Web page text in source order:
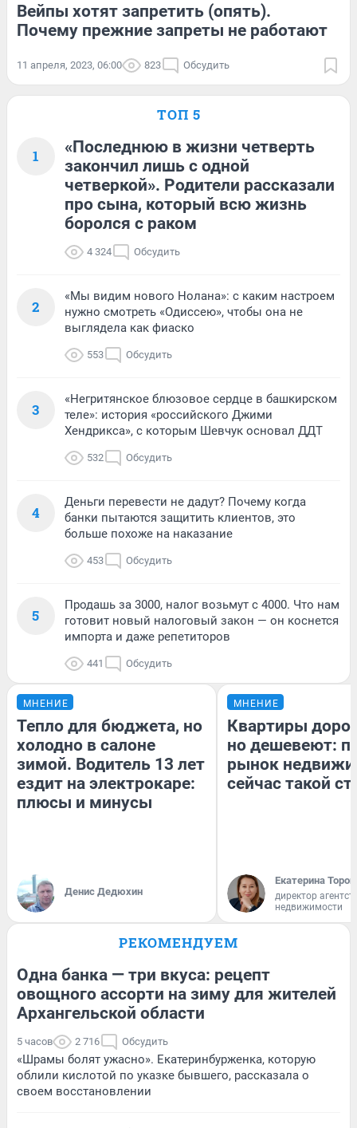
Вейпы хотят запретить (опять).
Почему прежние запреты не работают
11 апреля, 2023, 06:00 823 Обсудить
ТОП 5
1
«Последнюю в жизни четверть
закончил лишь с одной
четверкой». Родители рассказали
про сына, который всю жизнь
боролся с раком
4 324 Обсудить
2
«Мы видим нового Нолана»: с каким настроем
нужно смотреть «Одиссею», чтобы она не
выглядела как фиаско
553 Обсудить
3
«Негритянское блюзовое сердце в башкирском
теле»: история «российского Джими
Хендрикса», с которым Шевчук основал ДДТ
532 Обсудить
4
Деньги перевести не дадут? Почему когда
банки пытаются защитить клиентов, это
больше похоже на наказание
453 Обсудить
5
Продашь за 3000, налог возьмут с 4000. Что нам
готовит новый налоговый закон — он коснется
импорта и даже репетиторов
441 Обсудить
МНЕНИЕ
Тепло для бюджета, но
холодно в салоне
зимой. Водитель 13 лет
ездит на электрокаре:
плюсы и минусы
Денис Дедюхин
МНЕНИЕ
Квартиры
но дешевеют:
рынок
сейчас такой
Екатерина
директор
недвижимости
РЕКОМЕНДУЕМ
Одна банка — три вкуса: рецепт
овощного ассорти на зиму для жителей
Архангельской области
5 часов 2 716 Обсудить
«Шрамы болят ужасно». Екатеринбурженка, которую
облили кислотой по указке бывшего, рассказала о
своем восстановлении